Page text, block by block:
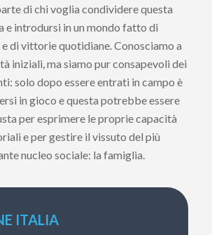
di chi voglia condividere questa
e introdursi in un mondo fatto di
di vittorie quotidiane. Conosciamo a
iniziali, ma siamo pur consapevoli dei
solo dopo essere entrati in campo è
in gioco e questa potrebbe essere
per esprimere le proprie capacità
e per gestire il vissuto del più
nucleo sociale: la famiglia.
ITALIA